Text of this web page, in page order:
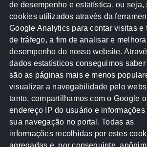
Acontece na Rede AGU AMM
Atricon Audicom CAU-MT
CREA-MT Eventos MPC-MT
MPF Notícias PF PGE-
Receita Federal Sem categoria
TCE-MT TCU TRE
de desempenho e estatística, ou seja,
cookies utilizados através da
Google Analytics para contar visitas e
de tráfego, a fim de analisar e
desempenho do nosso website.
dados estatísticos conseguimos
são as páginas mais e menos
visualizar a navegabilidade pelo
tanto, compartilhamos com o Google o
endereço IP do usuário e informações
sua navegação no portal. Todas as
informações recolhidas por estes